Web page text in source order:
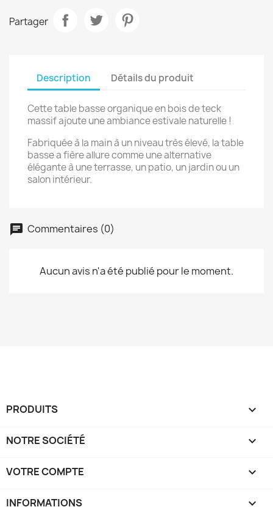
Partager
Description Détails du produit
Cette table basse organique en bois de teck
massif ajoute une ambiance estivale naturelle !
Fabriquée à la main à un niveau très élevé, la table
basse a fière allure comme une alternative
élégante à une terrasse, un patio, un jardin ou un
salon intérieur.
Commentaires (0)
Aucun avis n'a été publié pour le moment.
PRODUITS 
NOTRE SOCIÉTÉ 
VOTRE COMPTE 
INFORMATIONS keyboard_arrow_down